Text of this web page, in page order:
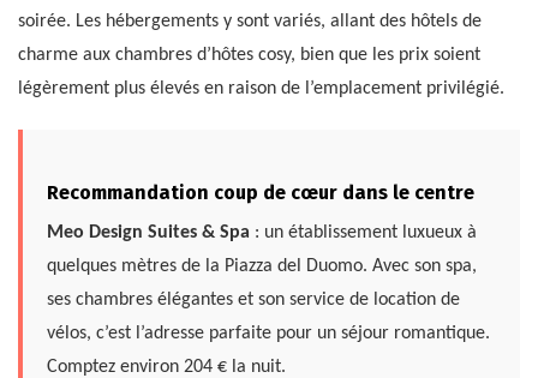
soirée. Les hébergements y sont variés, allant des hôtels de
charme aux chambres d’hôtes cosy, bien que les prix soient
légèrement plus élevés en raison de l’emplacement privilégié.
Recommandation coup de cœur dans le centre
Meo Design Suites & Spa : un établissement luxueux à
quelques mètres de la Piazza del Duomo. Avec son spa,
ses chambres élégantes et son service de location de
vélos, c’est l’adresse parfaite pour un séjour romantique.
Comptez environ 204 € la nuit.